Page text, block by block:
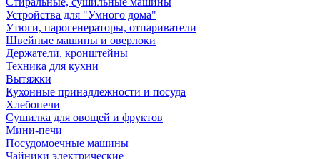
Устройства для "Умного дома"
Утюги, парогенераторы, отпариватели
Швейные машины и оверлоки
Держатели, кронштейны
Техника для кухни
Вытяжки
Кухонные принадлежности и посуда
Хлебопечи
Сушилка для овощей и фруктов
Мини-печи
Посудомоечные машины
Чайники электрические